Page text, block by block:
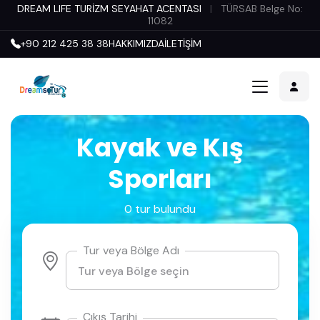
DREAM LIFE TURİZM SEYAHAT ACENTASI |
TÜRSAB Belge No:
11082
+90 212 425 38 38HAKKIMIZDAİLETİŞİM
Kayak ve Kış
Sporları
0 tur bulundu
Tur veya Bölge Adı
Çıkış Tarihi